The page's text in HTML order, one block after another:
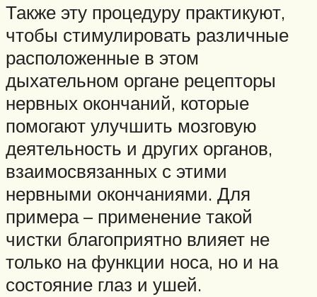
Также эту процедуру практикуют,
чтобы стимулировать различные
расположенные в этом
дыхательном органе рецепторы
нервных окончаний, которые
помогают улучшить мозговую
деятельность и других органов,
взаимосвязанных с этими
нервными окончаниями. Для
примера – применение такой
чистки благоприятно влияет не
только на функции носа, но и на
состояние глаз и ушей.